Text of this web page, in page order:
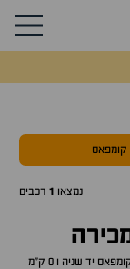
קומפאס
נמצאו 1 רכבים
יד שניה ו 0 ק"מ